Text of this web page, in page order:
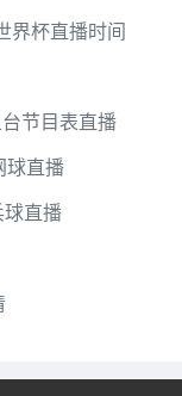
界杯直播时间
节目表直播
球直播
直播